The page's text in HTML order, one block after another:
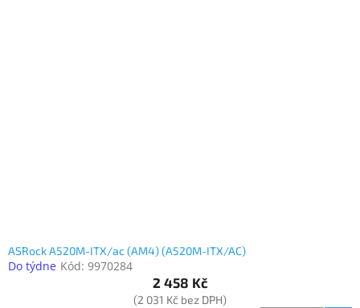
ASRock A520M-ITX/ac (AM4) (A520M-ITX/AC)
Do týdne Kód: 9970284
2 458 Kč
(2 031 Kč bez DPH)